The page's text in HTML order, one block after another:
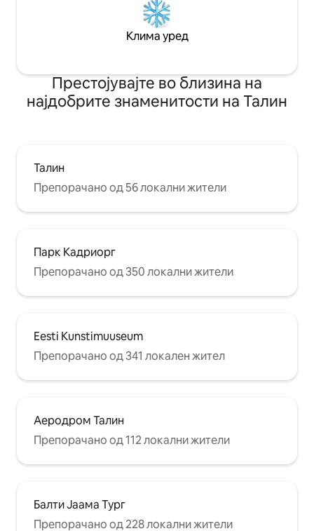
Клима уред
Престојувајте во близина на
најдобрите знаменитости на Талин
Талин
Препорачано од 56 локални жители
Парк Кадриорг
Препорачано од 350 локални жители
Eesti Kunstimuuseum
Препорачано од 341 локален жител
Аеродром Талин
Препорачано од 112 локални жители
Балти Јаама Тург
Препорачано од 228 локални жители